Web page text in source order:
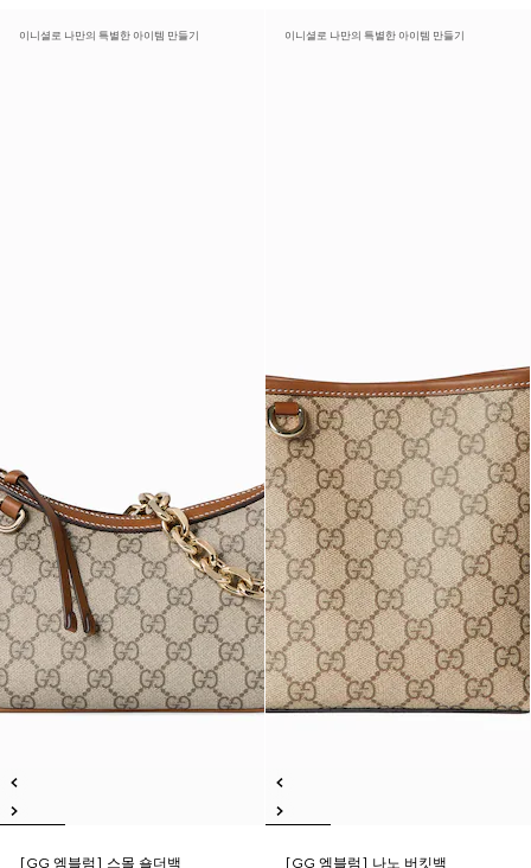
이니셜로 나만의 특별한 아이템 만들기
[GG 엠블럼] 스몰 숄더백
이니셜로 나만의 특별한 아이템 만들기
[GG 엠블럼] 나노 버킷백